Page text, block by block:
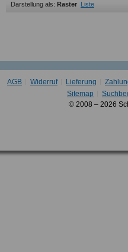
Darstellung als: Raster Liste
AGB Widerruf Lieferung
Sitemap
© 2008 – 2026